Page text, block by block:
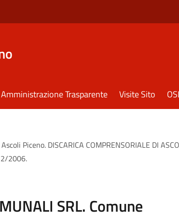
Amministrazione Trasparente Visite Sito
Piceno. DISCARICA COMPRENSORIALE DI
2006.
SRL. Comune